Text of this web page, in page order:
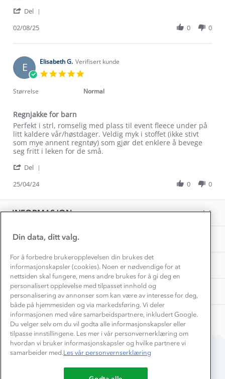
Heidi
on
Aug
Bra Del
Heidi
on
2
Aug
02/08/25 0 0
E Elisabeth G. Verifisert kunde
rating
Størrelse Normal
Regnjakke for barn
Review
by
Elisabeth
G.
25
2024
review
stating
Regnjakke
for
Perfekt i strl, romselig med plass til event fleece under på
litt kaldere vår/høstdager. Veldig myk i stoffet (ikke stivt
som mye annent regntøy) som gjør det enklere å bevege
seg fritt i leken for de små.
Del
Elisabeth
G.
Apr
2024
25/04/24 0 0
INFORMASJON
Konkurransevinnere
Kundeklubb
Våre butikker
Bedrift, barnehage og SFO
Presse
OM OSS
Om Stormberg
Klima og miljø
Etisk handel
1% til samfunnet
Inkludering
Materialer
Personvern
Samarbeide med oss?
TIPS OG RÅD
Trelagsprinsippet barn
Alt du trenger til Norgesferien
Dette trenger du til barnehagen
Gravidklær
Hvordan velge riktig turtøy?
Store størrelser
Turmat oppskrifter
Beredskap
AKTIVITETER
Få turinspirasjon og tips her⛰
Overnatte utendørs⛺
Leirskole 🥾
Barnehageansatt
Tips til hyttetur
Du betaler enkelt med
Din data, ditt valg.
For å forbedre brukeropplevelsen din brukes det
informasjonskapsler (cookies). Noen er nødvendige for at
nettsiden skal fungere, mens andre brukes for å gi deg en
personalisert opplevelse med tilpasset innhold og
personalisering av annonser som kan være av interesse for deg,
både på hjemmesiden og via markedsføring. Vi deler
informasjonen med våre samarbeidspartnere, inkludert Google.
Du velger selv om du vil godta alle informasjonskapsler eller
tilpasse innstillingene. Les mer i vår personvernerklæring om
hvordan vi bruker informasjonskapsler og hvilke partnere vi
samarbeider med.Les vår personvernserklæring